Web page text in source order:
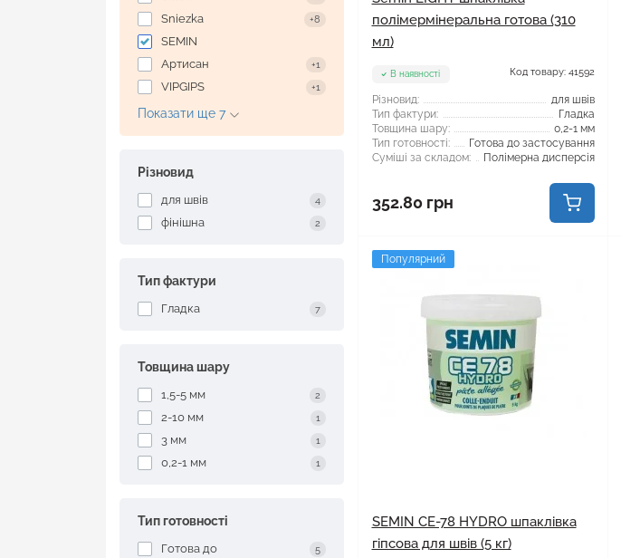
Sniezka +8
SEMIN
Артисан
+1
VIPGIPS +1
Показати ще 7
Різновид
для швів 4
фінішна 2
Тип фактури
Гладка 7
Товщина шару
1,5-5 мм 2
2-10 мм 1
3 мм 1
0,2-1 мм 1
Тип готовності
Готова до
5
полімермінеральна готова (310
мл)
В наявності Код товару: 41592
Різновид:
для швів
Тип фактури:
Гладка
Товщина шару:
0,2-1 мм
Тип готовності:
Готова до застосування
Суміші за складом:
Полімерна дисперсія
352.80 грн
Популярний
SEMIN СЕ-78 HYDRO шпаклівка
гіпсова для швів (5 кг)